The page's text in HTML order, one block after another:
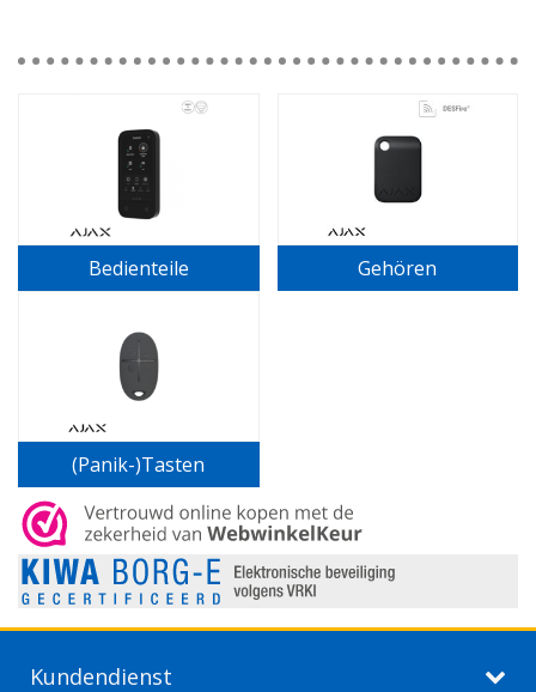
Bedienteile Gehören
(Panik-)Tasten
Kundendienst